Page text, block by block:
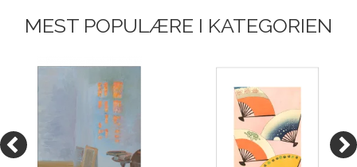
MEST POPULÆRE I KATEGORIEN